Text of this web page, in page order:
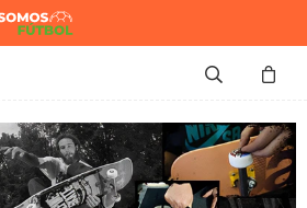
Futbol